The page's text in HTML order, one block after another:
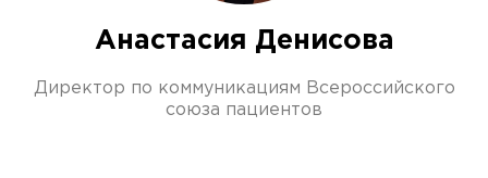
Анастасия Денисова
Директор по коммуникациям Всероссийского
союза пациентов